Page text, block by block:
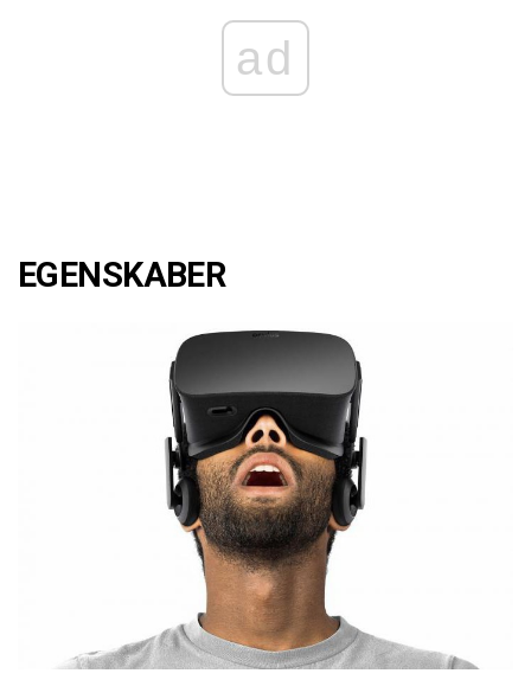
ad
EGENSKABER